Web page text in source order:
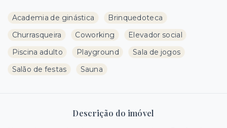
Academia de ginástica
Brinquedoteca
Churrasqueira
Coworking
Elevador social
Piscina adulto
Playground
Sala de jogos
Salão de festas
Sauna
Descrição do imóvel